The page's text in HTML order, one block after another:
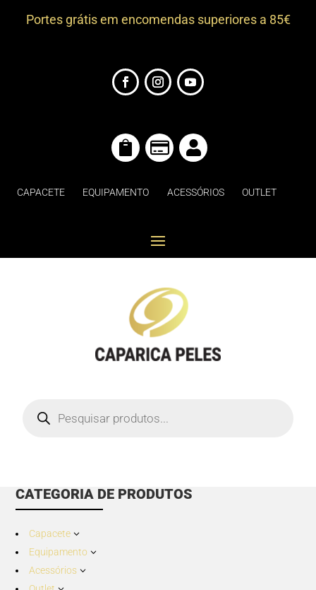
Portes grátis em encomendas superiores a 85€
  
CAPACETE EQUIPAMENTO ACESSÓRIOS OUTLET
search
CATEGORIA DE PRODUTOS
Capacete 3
Equipamento 3
Acessórios 3